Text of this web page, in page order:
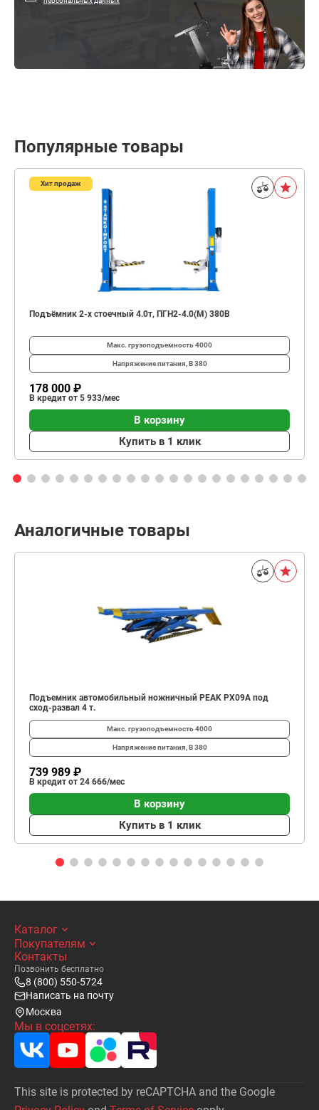
Популярные товары
Хит продаж
Подъёмник 2-х стоечный 4.0т, ПГН2-4.0(М) 380В
Макс. грузоподъемность4000
Напряжение питания, В380
178 000 ₽
В кредит от 5 933/мес
В корзину
Купить в 1 клик
Аналогичные товары
Подъемник автомобильный ножничный PEAK PX09A под
сход-развал 4 т.
Макс. грузоподъемность4000
Напряжение питания, В380
739 989 ₽
В кредит от 24 666/мес
В корзину
Купить в 1 клик
Каталог
Покупателям
Контакты
Позвонить бесплатно
8 (800) 550-5724
Написать на почту
Москва
Мы в соцсетях:
This site is protected by reCAPTCHA and the Google